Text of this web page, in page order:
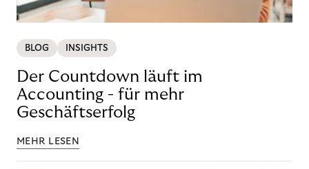
BLOG INSIGHTS
Der Countdown läuft im
Accounting - für mehr
Geschäftserfolg
MEHR LESEN